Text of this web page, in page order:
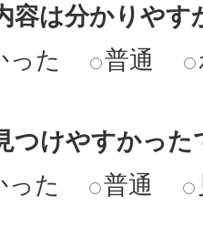
容は分かりやす
った
普通
つけやすかった
った
普通